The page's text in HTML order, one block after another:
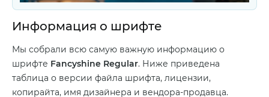
Информация о шрифте
Мы собрали всю самую важную информацию о
шрифте Fancyshine Regular. Ниже приведена
таблица о версии файла шрифта, лицензии,
копирайта, имя дизайнера и вендора-продавца.